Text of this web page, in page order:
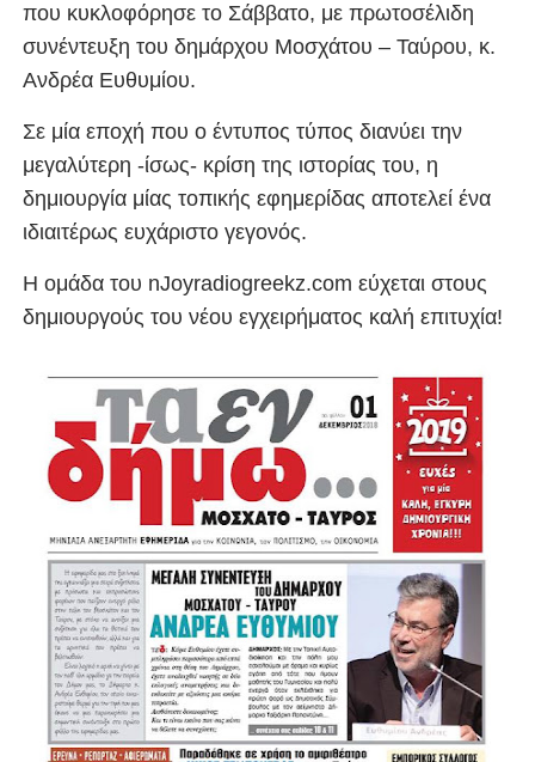
που κυκλοφόρησε το Σάββατο, με πρωτοσέλιδη
συνέντευξη του δημάρχου Μοσχάτου – Ταύρου, κ.
Ανδρέα Ευθυμίου.
Σε μία εποχή που ο έντυπος τύπος διανύει την
μεγαλύτερη -ίσως- κρίση της ιστορίας του, η
δημιουργία μίας τοπικής εφημερίδας αποτελεί ένα
ιδιαιτέρως ευχάριστο γεγονός.
Η ομάδα του nJoyradiogreekz.com εύχεται στους
δημιουργούς του νέου εγχειρήματος καλή επιτυχία!